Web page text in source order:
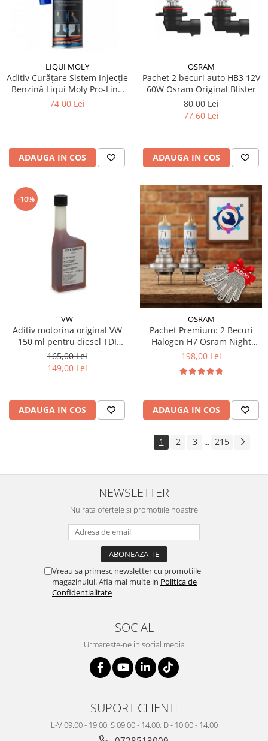
LIQUI MOLY
Aditiv Curățare Sistem Injecție
Benzină Liqui Moly Pro-Line
(300 ml) - Tratament
74,00 Lei
ADAUGA IN COS
OSRAM
Pachet 2 becuri auto HB3 12V
60W Osram Original Blister
80,00 Lei
77,60 Lei
ADAUGA IN COS
-10%
VW
Aditiv motorina original VW
150 ml pentru diesel TDI
Common Rail si Pompe-Duze
165,00 Lei
149,00 Lei
ADAUGA IN COS
OSRAM
Pachet Premium: 2 Becuri
Halogen H7 Osram Night
Breaker 220% + Kit Protecție
198,00 Lei
ADAUGA IN COS
1 2 3 ... 215
NEWSLETTER
Nu rata ofertele si promotiile noastre
Vreau sa primesc newsletter cu promotiile
magazinului. Afla mai multe in Politica de
Confidentialitate
SOCIAL
Urmareste-ne in social media
SUPORT CLIENTI
L-V 09.00 - 19.00, S 09.00 - 14.00, D - 10.00 - 14.00